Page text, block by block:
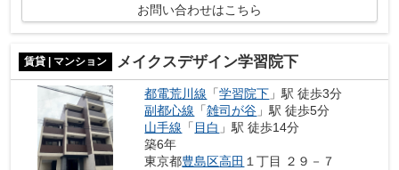
お問い合わせはこちら
賃貸 | マンション メイクスデザイン学習院下
都電荒川線 「学習院下 」駅 徒歩3分
副都心線 「雑司が谷 」駅 徒歩5分
山手線 「 目白 」駅 徒歩14分
築6年
東京都豊島区高田 １丁目 ２９－７